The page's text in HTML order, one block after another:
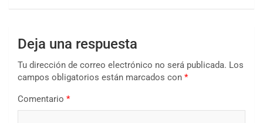
Deja una respuesta
Tu dirección de correo electrónico no será publicada. Los
campos obligatorios están marcados con *
Comentario *